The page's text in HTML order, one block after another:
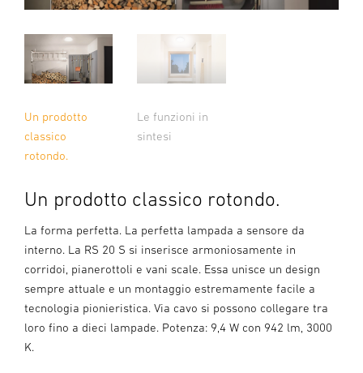
Un prodotto
classico
rotondo.
Le funzioni in
sintesi
Un prodotto classico rotondo.
La forma perfetta. La perfetta lampada a sensore da
interno. La RS 20 S si inserisce armoniosamente in
corridoi, pianerottoli e vani scale. Essa unisce un design
sempre attuale e un montaggio estremamente facile a
tecnologia pionieristica. Via cavo si possono collegare tra
loro fino a dieci lampade. Potenza: 9,4 W con 942 lm, 3000
K.